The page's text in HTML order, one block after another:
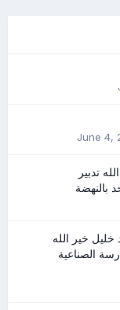
June 4,
تدبير
بالنهضة
خير الله
الصناعية